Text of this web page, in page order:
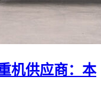
机供应商：本